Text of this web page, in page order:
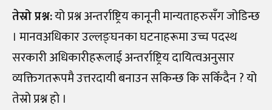
तेस्रो प्रश्न:यो प्रश्न अन्तर्राष्ट्रिय कानूनी मान्यताहरुसँग जोडिन्छ
। मानवअधिकार उल्लङ्घनका घटनाहरूमा उच्च पदस्थ
सरकारी अधिकारीहरूलाई अन्तर्राष्ट्रिय दायित्वअनुसार
व्यक्तिगतरूपमै उत्तरदायी बनाउन सकिन्छ कि सकिँदैन ? यो
तेस्रो प्रश्न हो ।